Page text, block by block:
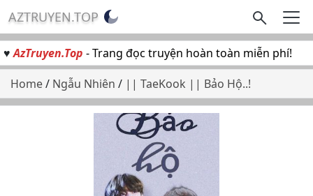
AZTRUYEN.TOP
♥AzTruyen.Top - Trang đọc truyện hoàn toàn miễn phí!
Home/ Ngẫu Nhiên / || TaeKook || Bảo Hộ..!